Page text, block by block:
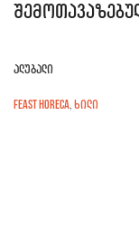
ალუბალი
FEAST HORECA,ხილი